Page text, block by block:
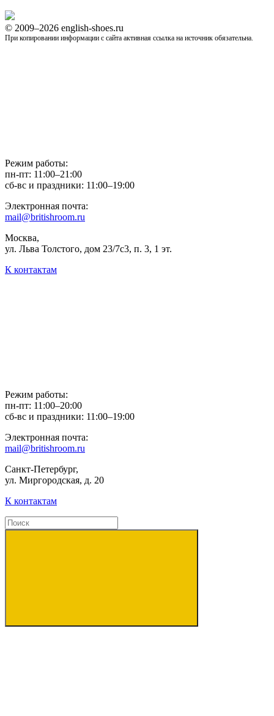
© 2009–2026 english-shoes.ru
При копировании информации с сайта активная ссылка на источник обязательна.
Режим работы:
пн-пт: 11:00–21:00
сб-вс и праздники: 11:00–19:00
Электронная почта:
mail@britishroom.ru
Москва,
ул. Льва Толстого, дом 23/7c3, п. 3, 1 эт.
К контактам
Режим работы:
пн-пт: 11:00–20:00
сб-вс и праздники: 11:00–19:00
Электронная почта:
mail@britishroom.ru
Санкт-Петербург,
ул. Миргородская, д. 20
К контактам